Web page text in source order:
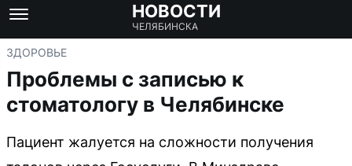
НОВОСТИ
ЧЕЛЯБИНСКА
ЗДОРОВЬЕ
Проблемы с записью к
стоматологу в Челябинске
Пациент жалуется на сложности получения